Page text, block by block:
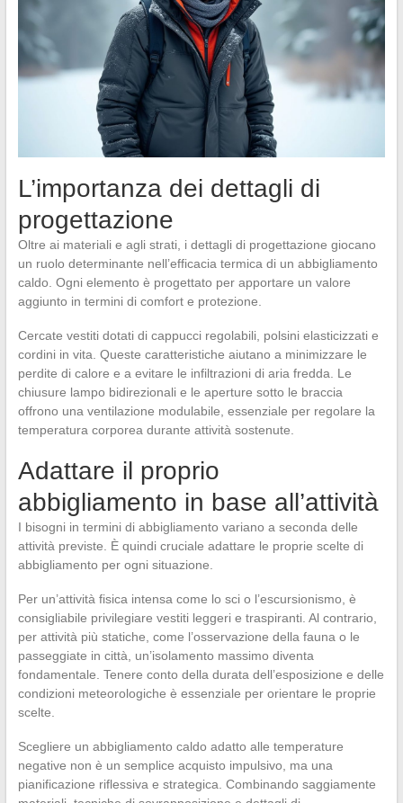
L’importanza dei dettagli di
progettazione
Oltre ai materiali e agli strati, i dettagli di progettazione giocano
un ruolo determinante nell’efficacia termica di un abbigliamento
caldo. Ogni elemento è progettato per apportare un valore
aggiunto in termini di comfort e protezione.
Cercate vestiti dotati di cappucci regolabili, polsini elasticizzati e
cordini in vita. Queste caratteristiche aiutano a minimizzare le
perdite di calore e a evitare le infiltrazioni di aria fredda. Le
chiusure lampo bidirezionali e le aperture sotto le braccia
offrono una ventilazione modulabile, essenziale per regolare la
temperatura corporea durante attività sostenute.
Adattare il proprio
abbigliamento in base all’attività
I bisogni in termini di abbigliamento variano a seconda delle
attività previste. È quindi cruciale adattare le proprie scelte di
abbigliamento per ogni situazione.
Per un’attività fisica intensa come lo sci o l’escursionismo, è
consigliabile privilegiare vestiti leggeri e traspiranti. Al contrario,
per attività più statiche, come l’osservazione della fauna o le
passeggiate in città, un’isolamento massimo diventa
fondamentale. Tenere conto della durata dell’esposizione e delle
condizioni meteorologiche è essenziale per orientare le proprie
scelte.
Scegliere un abbigliamento caldo adatto alle temperature
negative non è un semplice acquisto impulsivo, ma una
pianificazione riflessiva e strategica. Combinando saggiamente